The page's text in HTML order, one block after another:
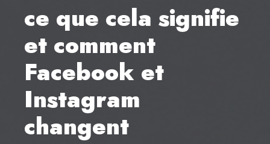
ce que cela signifie
et comment
Facebook et
Instagram
changent